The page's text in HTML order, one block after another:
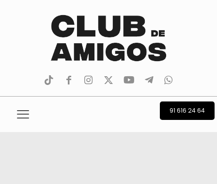
tiktokfacebookinstagram
TwitterYoutubeTelegramwhatsapp
91 616 24 64